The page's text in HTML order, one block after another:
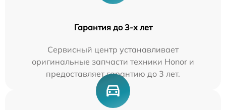
Гарантия до 3-х лет
Сервисный центр устанавливает
оригинальные запчасти техники Honor и
предоставляет гарантию до 3 лет.